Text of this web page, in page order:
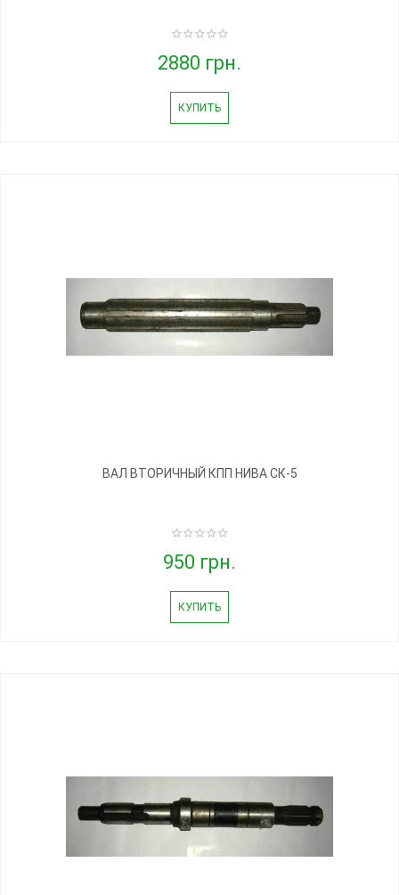
2880 грн.
КУПИТЬ
ВАЛ ВТОРИЧНЫЙ КПП НИВА СК-5
950 грн.
КУПИТЬ